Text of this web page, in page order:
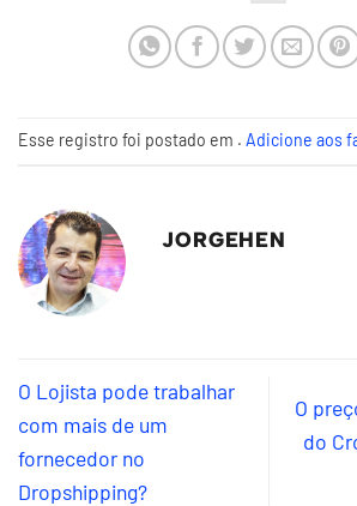
Esse registro foi postado em . Adicione aos
JORGEHEN
O Lojista pode trabalhar
com mais de um
fornecedor no
Dropshipping?
O
do